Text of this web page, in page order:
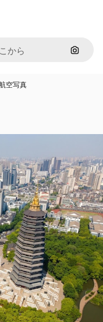
画像で
空写真